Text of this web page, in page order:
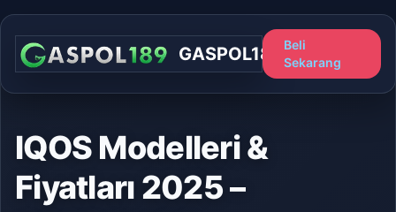
GASPOL189
Beli
Sekarang
IQOS Modelleri &
Fiyatları 2025 –